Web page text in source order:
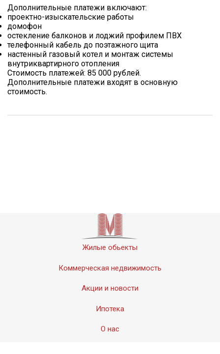
Дополнительные платежи включают:
проектно-изыскательские работы
домофон
остекление балконов и лоджий профилем ПВХ
телефонный кабель до поэтажного щита
настенный газовый котел и монтаж системы
внутриквартирного отопления
Стоимость платежей: 85 000 рублей.
Дополнительные платежи входят в основную
стоимость.
Жилые обьекты
Коммерческая недвижимость
Акции и новости
Ипотека
О нас